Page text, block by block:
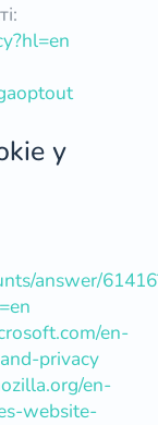
у
answer/
en-
privacy
en-
website-